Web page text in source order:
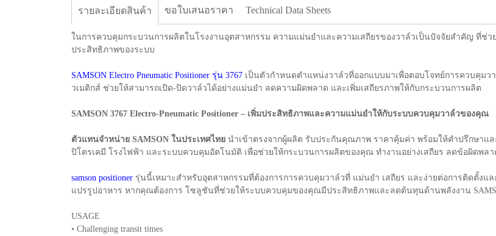
รายละเอียดสินค้า ขอใบเสนอราคา Technical Data Sheets
ในการควบคุมกระบวนการผลิตในโรงงานอุตสาหกรรม ความแม่นยำและความเสถียรของวาล์วเป็นปัจจัยสำคัญ ที่ช่
ประสิทธิภาพของระบบ
SAMSON Electro Pneumatic Positioner รุ่น 3767 เป็นตัวกำหนดตำแหน่งวาล์วที่ออกแบบมาเพื่อตอบโจทย์การควบคุม
วเมติกส์ ช่วยให้สามารถเปิด-ปิดวาล์วได้อย่างแม่นยำ ลดความผิดพลาด และเพิ่มเสถียรภาพให้กับกระบวนการผลิต
SAMSON 3767 Electro-Pneumatic Positioner – เพิ่มประสิทธิภาพและความแม่นยำให้กับระบบควบคุมวาล์วของคุณ
ตัวแทนจำหน่าย SAMSON ในประเทศไทย นำเข้าตรงจากผู้ผลิต รับประกันคุณภาพ ราคาคุ้มค่า พร้อมให้คำปรึกษาแ
ปิโตรเคมี โรงไฟฟ้า และระบบควบคุมอัตโนมัติ เพื่อช่วยให้กระบวนการผลิตของคุณ ทำงานอย่างเสถียร ลดข้อผิดพล
samson positioner รุ่นนี้เหมาะสำหรับอุตสาหกรรมที่ต้องการการควบคุมวาล์วที่ แม่นยำ เสถียร และง่ายต่อการติดตั้งแ
แปรรูปอาหาร หากคุณต้องการ โซลูชันที่ช่วยให้ระบบควบคุมของคุณมีประสิทธิภาพและลดต้นทุนด้านพลังงาน
USAGE
• Challenging transit times